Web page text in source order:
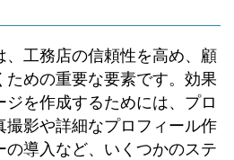
、工務店の信頼性を高め、顧
ための重要な要素です。効果
を作成するためには、プロ
撮影や詳細なプロフィール作
の導入など、いくつかのステ